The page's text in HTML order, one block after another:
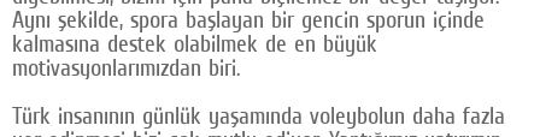
Aynı şekilde, spora başlayan bir gencin sporun içinde
kalmasına destek olabilmek de en büyük
motivasyonlarımızdan biri.
Türk insanının günlük yaşamında voleybolun daha fazla